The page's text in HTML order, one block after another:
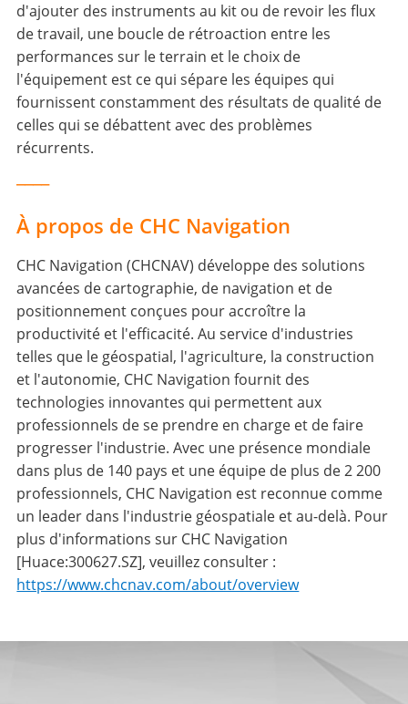
d'ajouter des instruments au kit ou de revoir les flux
de travail, une boucle de rétroaction entre les
performances sur le terrain et le choix de
l'équipement est ce qui sépare les équipes qui
fournissent constamment des résultats de qualité de
celles qui se débattent avec des problèmes
récurrents.
À propos de CHC Navigation
CHC Navigation (CHCNAV) développe des solutions
avancées de cartographie, de navigation et de
positionnement conçues pour accroître la
productivité et l'efficacité. Au service d'industries
telles que le géospatial, l'agriculture, la construction
et l'autonomie, CHC Navigation fournit des
technologies innovantes qui permettent aux
professionnels de se prendre en charge et de faire
progresser l'industrie. Avec une présence mondiale
dans plus de 140 pays et une équipe de plus de 2 200
professionnels, CHC Navigation est reconnue comme
un leader dans l'industrie géospatiale et au-delà. Pour
plus d'informations sur CHC Navigation
[Huace:300627.SZ], veuillez consulter :
https://www.chcnav.com/about/overview